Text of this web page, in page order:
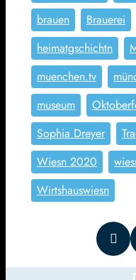
brauen
Brauerei
heimatgschichtn
muenchen.tv
museum
Sophia Dreyer
Wiesn 2020
Wirtshauswiesn